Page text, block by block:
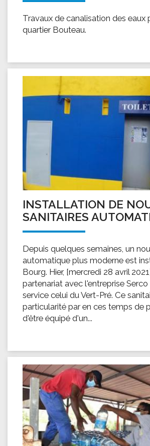
Travaux de canalisation des eaux
quartier Bouteau.
INSTALLATION DE
SANITAIRES
Depuis quelques semaines, un
automatique plus moderne est
Bourg. Hier, [mercredi 28 avril
partenariat avec l'entreprise Serco
service celui du Vert-Pré. Ce
particularité par en ces temps de
d'être équipé d'un...